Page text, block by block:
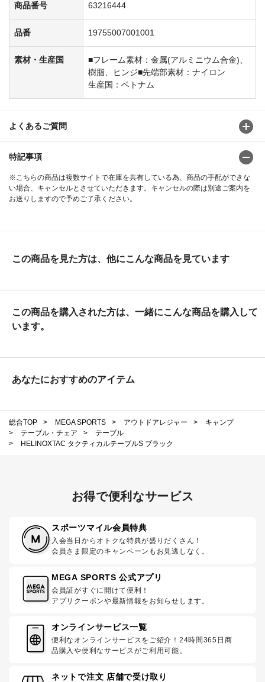
商品番号 63216444
品番 19755007001001
素材・生産国
■フレーム素材：金属(アルミニウム合金)、
樹脂、ヒンジ■先端部素材：ナイロン
生産国：ベトナム
よくあるご質問
特記事項
※こちらの商品は複数サイトで在庫を共有している為、商品の手配ができな
い場合、キャンセルとさせていただきます。キャンセルの際は別途ご案内を
お送りしますので予めご了承ください。
この商品を見た方は、他にこんな商品を見ています
この商品を購入された方は、一緒にこんな商品を購入して
います。
あなたにおすすめのアイテム
総合TOP > MEGA SPORTS > アウトドアレジャー >
キャンプ
>
テーブル・チェア >
テーブル
>
HELINOXTAC タクティカルテーブルS ブラック
お得で便利なサービス
スポーツマイル会員特典
入会当日からオトクな特典が盛りだくさん！
会員さま限定のキャンペーンもお見逃しなく。
MEGA SPORTS 公式アプリ
会員証がすぐに開けて便利！
アプリクーポンや最新情報をお知らせします。
オンラインサービス一覧
便利なオンラインサービスをご紹介！24時間365日商
品購入や便利なサービスがご利用可能。
ネットで注文 店舗で受け取り